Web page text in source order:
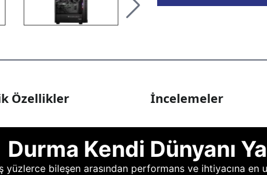
Özellikler İncelemeler
Durma Kendi Dünyanı
yüzlerce bileşen arasından performans ve ihtiyacına